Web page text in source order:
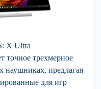
X Ultra
точное трехмерное
наушниках, предлагая
для игр